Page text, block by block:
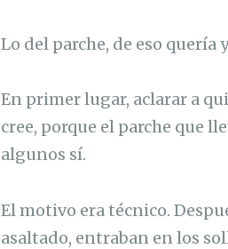
Lo del parche, de eso quería
En primer lugar, aclarar a
cree, porque el parche que
algunos sí.
El motivo era técnico.
asaltado, entraban en los